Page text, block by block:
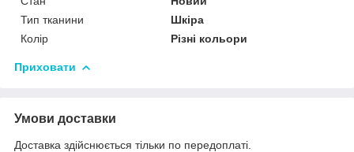
Тип тканини
Шкіра
Колір
Різні кольори
Приховати
Умови доставки
Доставка здійснюється тільки по передоплаті.